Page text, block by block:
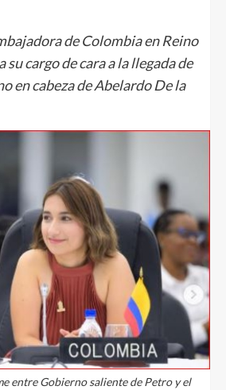
de Colombia en Reino
su cargo de cara a la llegada de
en cabeza de Abelardo De la
entre Gobierno saliente de Petro y el